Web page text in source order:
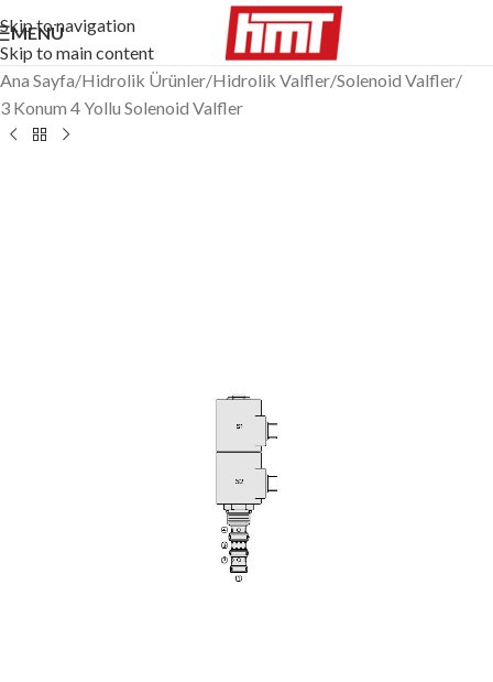
Skip to navigation
Skip to main content
MENÜ
Ana Sayfa/Hidrolik Ürünler/Hidrolik Valfler/Solenoid Valfler/
3 Konum 4 Yollu Solenoid Valfler